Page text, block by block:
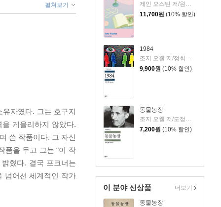
제인 오스틴 저/원영선,전신화 공역
11,700원 (10% 할인)
1984
9,900원 (10% 할인)
동물농장
7,200원 (10% 할인)
이 분야 신상품
동물농장
더보기
펼쳐보기
자였다. 그는 호구지
게을리하지 않았다.
쓴 작품이다. 그 자신
품을 두고 그는 “이 작
혔다. 결국 포크너는
넘어선 세계적인 작가